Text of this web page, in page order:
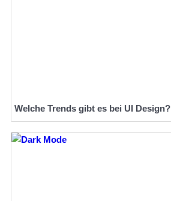
Welche Trends gibt es bei UI Design?